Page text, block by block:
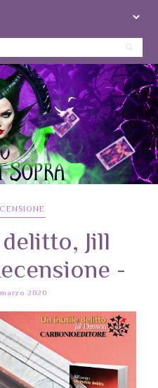
Jill
-
2020